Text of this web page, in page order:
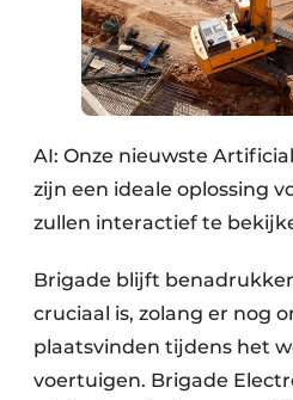
AI: Onze nieuwste
zijn een ideale oplossing
zullen interactief te
Brigade blijft
cruciaal is, zolang er nog
plaatsvinden tijdens het
voertuigen. Brigade